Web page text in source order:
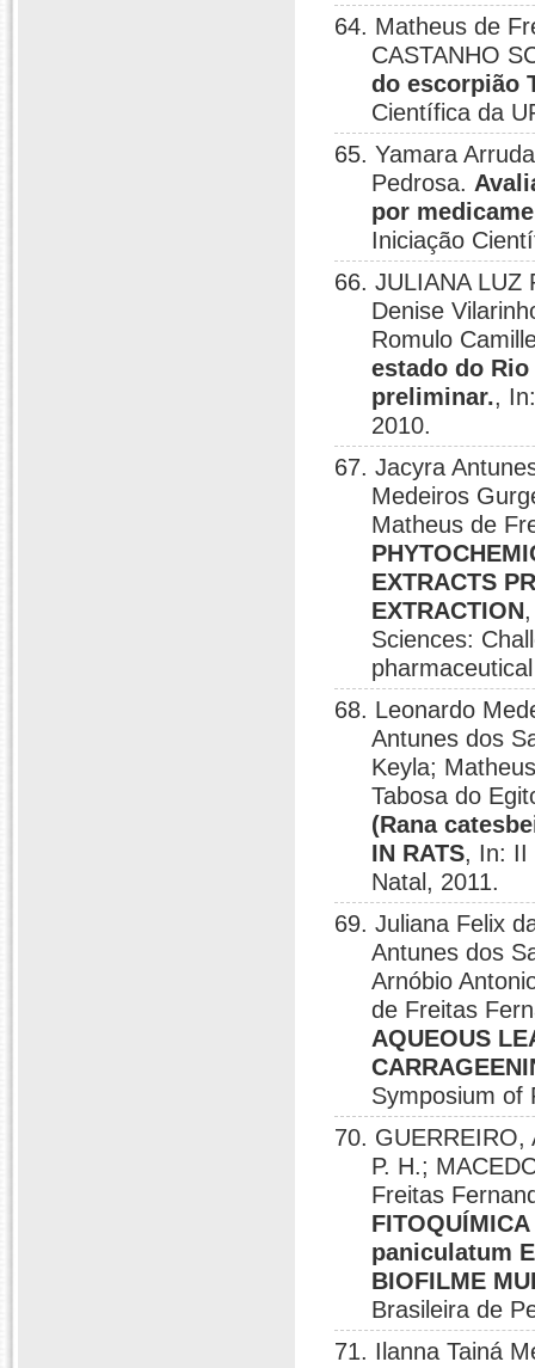
64. Matheus de
CASTANHO
do escorpião
Científica da
65. Yamara
Pedrosa.
por
Iniciação
66. JULIANA LUZ
Denise
Romulo
estado do
preliminar.,
2010.
67. Jacyra
Medeiros
Matheus de
EXTRACTS
EXTRACTION
Sciences:
68. Leonardo
Antunes dos
Keyla;
Tabosa do
(Rana
IN RATS, In: II
Natal, 2011.
69. Juliana Felix
Antunes dos
Arnóbio
de Freitas
AQUEOUS
Symposium of
70.
P. H.;
Freitas
paniculatum
BIOFILME
Brasileira de
71. Ilanna Tainá